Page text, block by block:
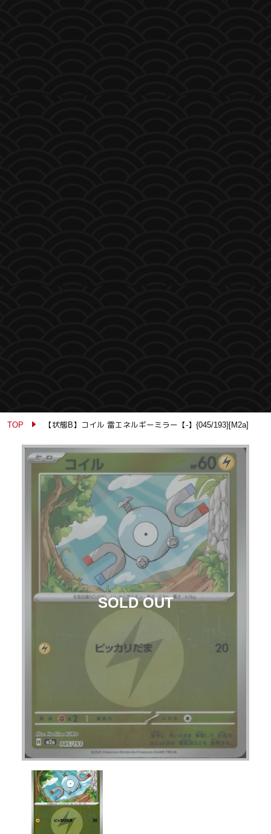
TOP 【状態B】コイル 雷エネルギーミラー【-】{045/193}[M2a]